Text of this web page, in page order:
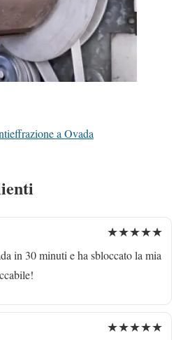
a Ovada
★★★★★
in 30 minuti e ha sbloccato la mia
★★★★★